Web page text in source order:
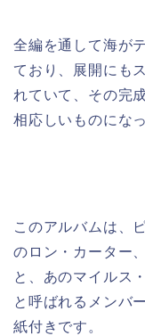
全編を通して海が
ており、展開にも
れていて、その完
相応しいものにな
このアルバムは、
のロン・カーター
と、あのマイルス
と呼ばれるメンバ
紙付きです。